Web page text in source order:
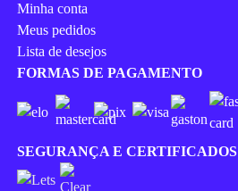
Minha conta
Meus pedidos
Lista de desejos
FORMAS DE PAGAMENTO
SEGURANÇA E CERTIFICADOS